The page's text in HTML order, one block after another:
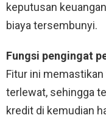
keputusan
biaya tersembunyi.
Fungsi pengingat
Fitur ini
terlewat, sehingga
kredit di kemudian